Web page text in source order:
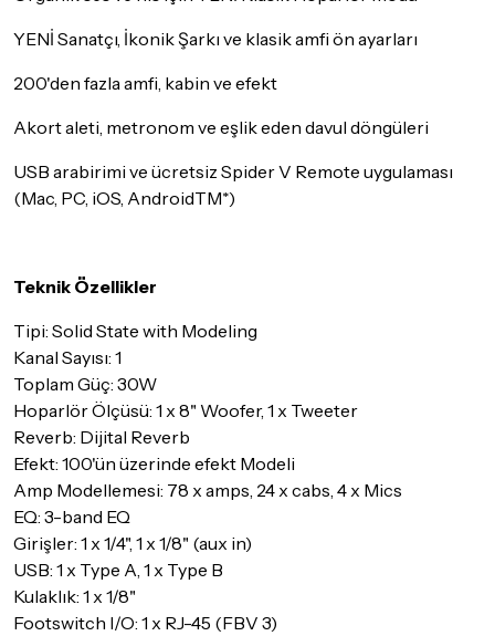
YENİ Sanatçı, İkonik Şarkı ve klasik amfi ön ayarları
200'den fazla amfi, kabin ve efekt
Akort aleti, metronom ve eşlik eden davul döngüleri
USB arabirimi ve ücretsiz Spider V Remote uygulaması
(Mac, PC, iOS, AndroidTM*)
Teknik Özellikler
Tipi: Solid State with Modeling
Kanal Sayısı: 1
Toplam Güç: 30W
Hoparlör Ölçüsü: 1 x 8" Woofer, 1 x Tweeter
Reverb: Dijital Reverb
Efekt: 100'ün üzerinde efekt Modeli
Amp Modellemesi: 78 x amps, 24 x cabs, 4 x Mics
EQ: 3-band EQ
Girişler: 1 x 1/4", 1 x 1/8" (aux in)
USB: 1 x Type A, 1 x Type B
Kulaklık: 1 x 1/8"
Footswitch I/O: 1 x RJ-45 (FBV 3)